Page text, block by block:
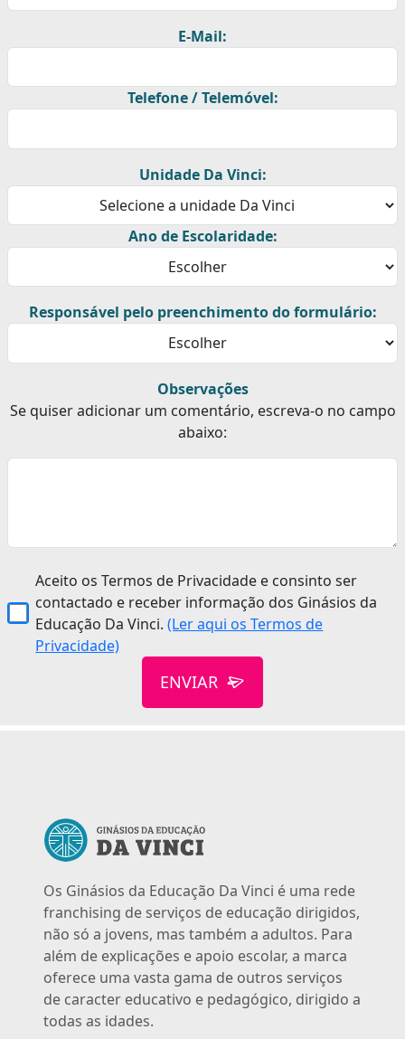
E-Mail:
Telefone / Telemóvel:
Unidade Da Vinci:
Ano de Escolaridade:
Responsável pelo preenchimento do formulário:
Observações
Se quiser adicionar um comentário, escreva-o no campo
abaixo:
Aceito os Termos de Privacidade e consinto ser
contactado e receber informação dos Ginásios da
Educação Da Vinci.(Ler aqui os Termos de
Privacidade)
ENVIAR
Os Ginásios da Educação Da Vinci é uma rede
franchising de serviços de educação dirigidos,
não só a jovens, mas também a adultos. Para
além de explicações e apoio escolar, a marca
oferece uma vasta gama de outros serviços
de caracter educativo e pedagógico, dirigido a
todas as idades.